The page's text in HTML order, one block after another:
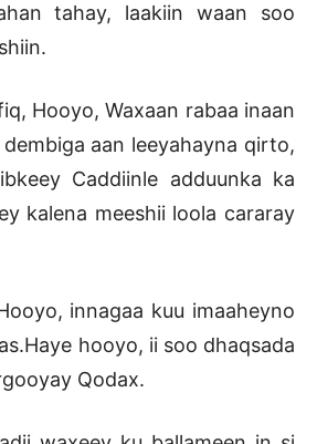
tahay, laakiin waan soo
Hooyo, Waxaan rabaa inaan
aan leeyahayna qirto,
Caddiinle adduunka ka
kalena meeshii loola cararay
innagaa kuu imaaheyno
hooyo, ii soo dhaqsada
Qodax.